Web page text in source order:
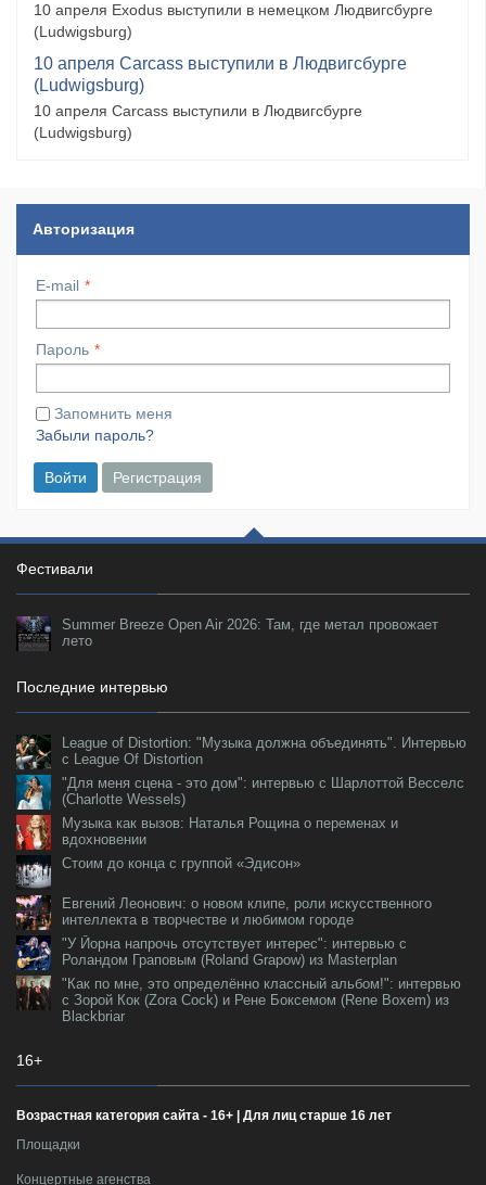
10 апреля Exodus выступили в немецком Людвигсбурге
(Ludwigsburg)
10 апреля Carcass выступили в Людвигсбурге
(Ludwigsburg)
10 апреля Carcass выступили в Людвигсбурге
(Ludwigsburg)
Авторизация
E-mail
Пароль
Запомнить меня
Забыли пароль?
Войти Регистрация
Фестивали
Summer Breeze Open Air 2026: Там, где метал провожает
лето
Последние интервью
League of Distortion: "Музыка должна объединять". Интервью
с League Of Distortion
"Для меня сцена - это дом": интервью с Шарлоттой Весселс
(Charlotte Wessels)
Музыка как вызов: Наталья Рощина о переменах и
вдохновении
Стоим до конца с группой «Эдисон»
Евгений Леонович: о новом клипе, роли искусственного
интеллекта в творчестве и любимом городе
"У Йорна напрочь отсутствует интерес": интервью с
Роландом Граповым (Roland Grapow) из Masterplan
"Как по мне, это определённо классный альбом!": интервью
с Зорой Кок (Zora Cock) и Рене Боксемом (Rene Boxem) из
Blackbriar
16+
Возрастная категория сайта - 16+ | Для лиц старше 16 лет
Площадки
Концертные агенства